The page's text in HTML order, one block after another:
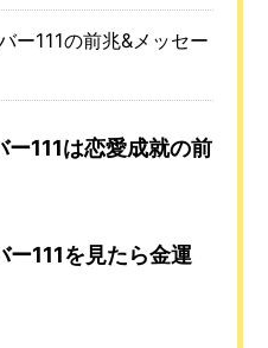
ー111の前兆&メッセー
ー111は恋愛成就の前
ー111を見たら金運